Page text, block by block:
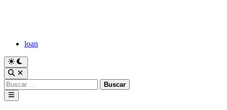
loan
Cambiar
a
modo
oscuro
Abrir
búsqueda
Buscar:
Menú
principal